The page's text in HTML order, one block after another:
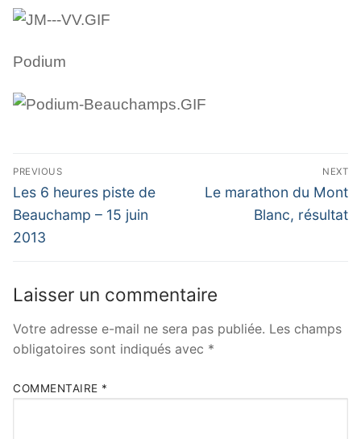
Podium
Navigation
de
l’article
PREVIOUS
Previous
post:
Les 6 heures piste de
Beauchamp – 15 juin
2013
NEXT
Next
Le marathon du Mont
Blanc, résultat
Laisser un commentaire
Votre adresse e-mail ne sera pas publiée. Les champs
obligatoires sont indiqués avec *
COMMENTAIRE *